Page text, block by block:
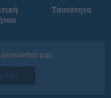
Ταυτότητα
newsletter μας